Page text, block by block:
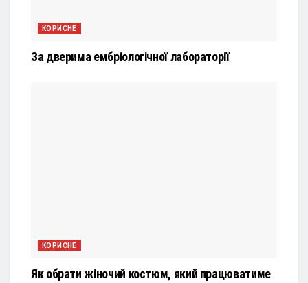
КОРИСНЕ
За дверима ембріологічної лабораторії
КОРИСНЕ
Як обрати жіночий костюм, який працюватиме